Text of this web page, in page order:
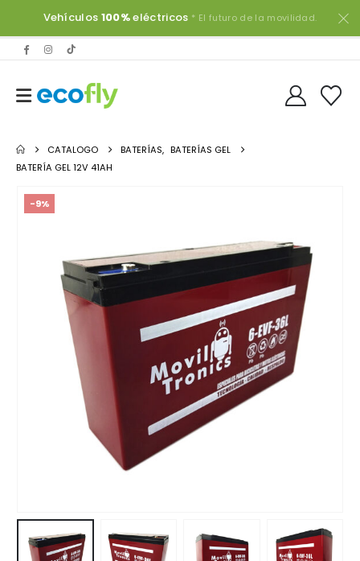
Vehículos 100%eléctricos * El futuro de la movilidad.
CATALOGO BATERÍAS, BATERÍAS GEL
BATERÍA GEL 12V 41AH
-9%